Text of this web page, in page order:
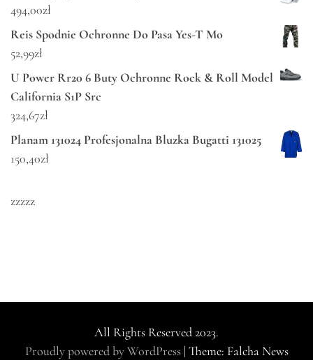
494,00zł
Reis Spodnie Ochronne Do Pasa Yes-T Mo
52,99zł
U Power Rr20 6 Buty Ochronne Rock & Roll Model
California S1P Src
324,67zł
Planam 131024 Profesjonalna Bluzka Bugatti 131025
150,40zł
zzzzz
All Rights Reserved 2023.
Proudly powered by WordPress | Theme: Falcha News